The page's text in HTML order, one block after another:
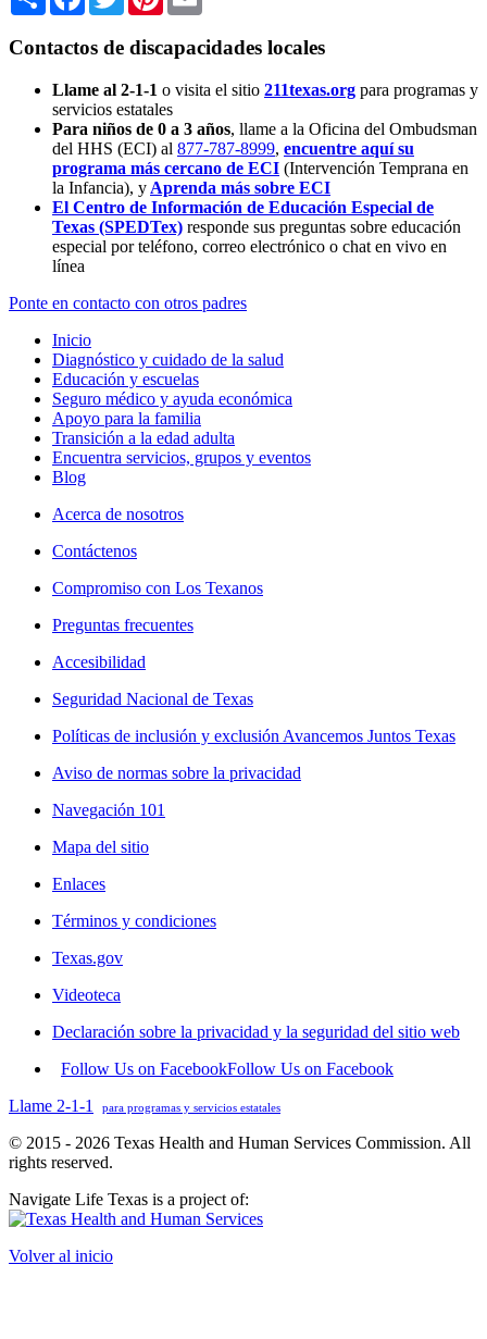
Contactos de discapacidades locales
Llame al 2-1-1 o visita el sitio 211texas.org para programas y
servicios estatales
Para niños de 0 a 3 años, llame a la Oficina del Ombudsman
del HHS (ECI) al 877-787-8999, encuentre aquí su
programa más cercano de ECI (Intervención Temprana en
la Infancia), y Aprenda más sobre ECI
El Centro de Información de Educación Especial de
Texas (SPEDTex) responde sus preguntas sobre educación
especial por teléfono, correo electrónico o chat en vivo en
línea
Ponte en contacto con otros padres
Inicio
Diagnóstico y cuidado de la salud
Educación y escuelas
Seguro médico y ayuda económica
Apoyo para la familia
Transición a la edad adulta
Encuentra servicios, grupos y eventos
Blog
Acerca de nosotros
Contáctenos
Compromiso con Los Texanos
Preguntas frecuentes
Accesibilidad
Seguridad Nacional de Texas
Políticas de inclusión y exclusión Avancemos Juntos Texas
Aviso de normas sobre la privacidad
Navegación 101
Mapa del sitio
Enlaces
Términos y condiciones
Texas.gov
Videoteca
Declaración sobre la privacidad y la seguridad del sitio web
Follow Us on FacebookFollow Us on Facebook
Llame 2-1-1
para programas y servicios estatales
© 2015 - 2026 Texas Health and Human Services Commission. All
rights reserved.
Navigate Life Texas is a project of:
Volver al inicio